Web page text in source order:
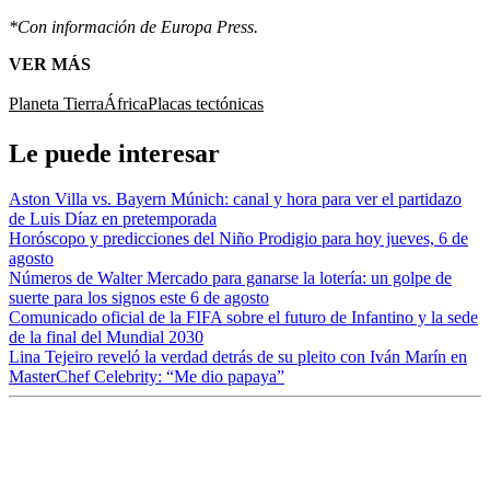
*Con información de Europa Press.
VER MÁS
Planeta TierraÁfricaPlacas tectónicas
Le puede interesar
Aston Villa vs. Bayern Múnich: canal y hora para ver el partidazo
de Luis Díaz en pretemporada
Horóscopo y predicciones del Niño Prodigio para hoy jueves, 6 de
agosto
Números de Walter Mercado para ganarse la lotería: un golpe de
suerte para los signos este 6 de agosto
Comunicado oficial de la FIFA sobre el futuro de Infantino y la sede
de la final del Mundial 2030
Lina Tejeiro reveló la verdad detrás de su pleito con Iván Marín en
MasterChef Celebrity: “Me dio papaya”